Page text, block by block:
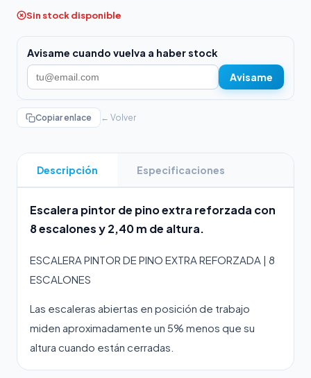
Sin stock disponible
Avisame cuando vuelva a haber stock
Avisame
Copiar enlace ← Volver
Descripción Especificaciones
Escalera pintor de pino extra reforzada con
8 escalones y 2,40 m de altura.
ESCALERA PINTOR DE PINO EXTRA REFORZADA | 8
ESCALONES
Las escaleras abiertas en posición de trabajo
miden aproximadamente un 5% menos que su
altura cuando están cerradas.